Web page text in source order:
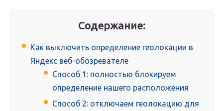
Содержание:
Как выключить определение геолокации в
Яндекс веб-обозревателе
Способ 1: полностью блокируем
определение нашего расположения
Способ 2: отключаем геолокацию для